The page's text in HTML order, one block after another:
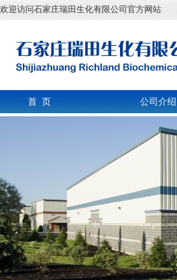
欢迎访问石家庄瑞田生化有限公司官方网站
首 页 公司介绍